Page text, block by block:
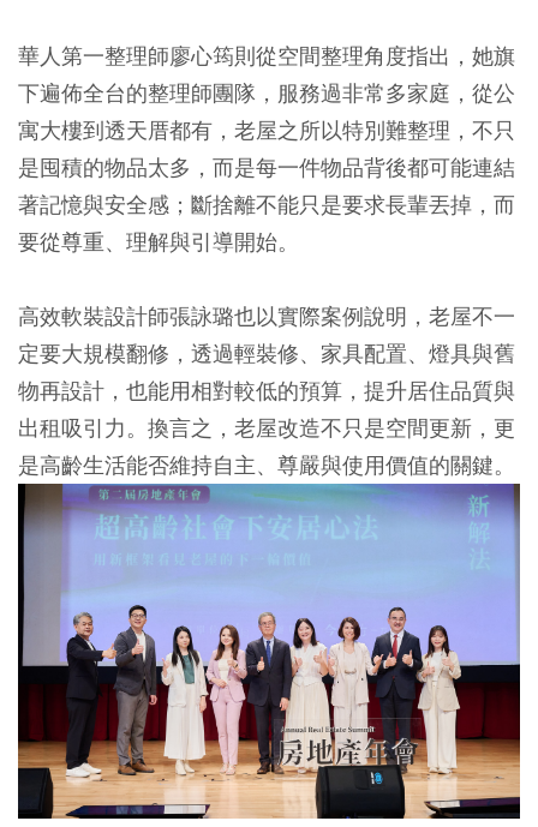
華人第一整理師廖心筠則從空間整理角度指出，她旗
下遍佈全台的整理師團隊，服務過非常多家庭，從公
寓大樓到透天厝都有，老屋之所以特別難整理，不只
是囤積的物品太多，而是每一件物品背後都可能連結
著記憶與安全感；斷捨離不能只是要求長輩丟掉，而
要從尊重、理解與引導開始。
高效軟裝設計師張詠璐也以實際案例說明，老屋不一
定要大規模翻修，透過輕裝修、家具配置、燈具與舊
物再設計，也能用相對較低的預算，提升居住品質與
出租吸引力。換言之，老屋改造不只是空間更新，更
是高齡生活能否維持自主、尊嚴與使用價值的關鍵。